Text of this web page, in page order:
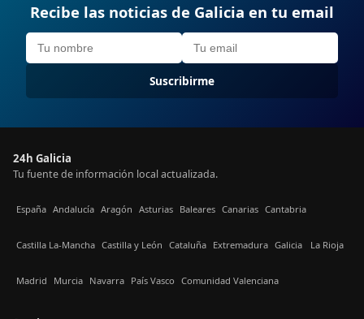
Recibe las noticias de Galicia en tu email
Suscribirme
24h Galicia
Tu fuente de información local actualizada.
España Andalucía Aragón Asturias Baleares Canarias Cantabria
Castilla La-Mancha Castilla y León Cataluña Extremadura Galicia La Rioja
Madrid Murcia Navarra País Vasco Comunidad Valenciana